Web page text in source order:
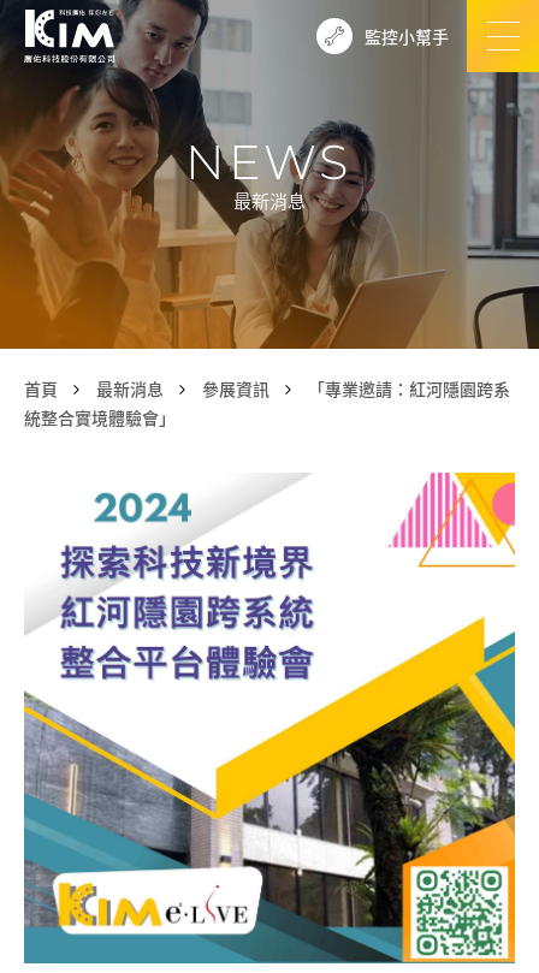
監控小幫手
NEWS
最新消息
首頁 最新消息 參展資訊
「專業邀請：紅河隱園跨系
統整合實境體驗會」